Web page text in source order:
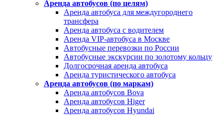
Аренда автобусов (по целям)
Аренда автобуса для междугороднего
трансфера
Аренда автобуса с водителем
Аренда VIP-автобуса в Москве
Автобусные перевозки по России
Автобусные экскурсии по золотому кольцу
Долгосрочная аренда автобуса
Аренда туристического автобуса
Аренда автобусов (по маркам)
Аренда автобусов Bova
Аренда автобусов Higer
Аренда автобусов Hyundai